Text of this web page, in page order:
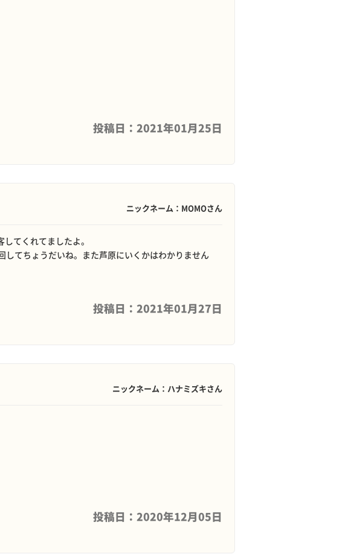
投稿日：2021年01月25日
ニックネーム：MOMOさん
てくれてましたよ。
てちょうだいね。また芦原にいくかはわかりません
投稿日：2021年01月27日
ニックネーム：ハナミズキさん
投稿日：2020年12月05日